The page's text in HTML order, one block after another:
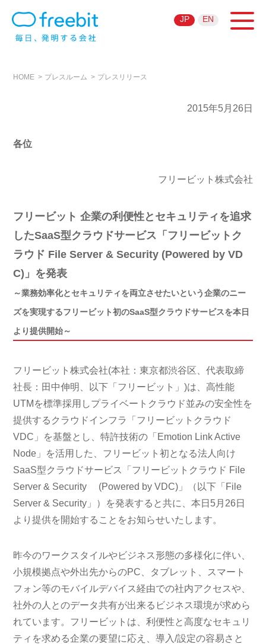
JP EN
HOME プレスルーム プレスリリース
2015年5月26日
各位
フリービット株式会社
フリービット 企業の利便性とセキュリティを追求
したSaaS型クラウドサービス「フリービットク
ラウド File Server & Security (Powered by VD
C)」を発表
～業務効率化とセキュリティを両立させたいという企業のニー
ズを実現するフリービット初のSaaS型クラウドサービスを本日
より提供開始～
フリービット株式会社(本社：東京都渋谷区、代表取締
社長：田中伸明、以下「フリービット」)は、高性能
UTMを標準採用しプライベートクラウド並みの安全性を
提供するクラウドインフラ「フリービットクラウド
VDC」を基盤とし、特許技術の「Emotion Link Active
Node」を活用した、フリービット初となる法人向け
SaaS型クラウドサービス「フリービットクラウド File
Server & Security (Powered by VDC)」（以下「File
Server & Security」）を発表すると共に、本日5月26日
より提供を開始することをお知らせいたします。
昨今のワークスタイルやビジネス形態の多様化に伴い、
小規模拠点や外出先からのPC、タブレット、スマート
フォン等のモバイルデバイス経由での社内アクセスや、
社外の人とのデータ共有が出来るビジネス環境が求めら
れています。フリービットは、利便性と高度なセキュリ
ティを求める企業の要望に応え、導入/設定の容易さと